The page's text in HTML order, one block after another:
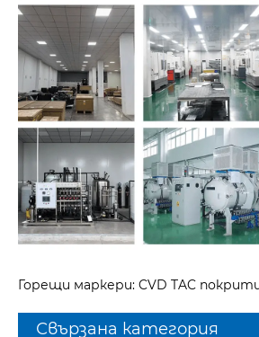
Горещи маркери: CVD TAC
Свързана категория